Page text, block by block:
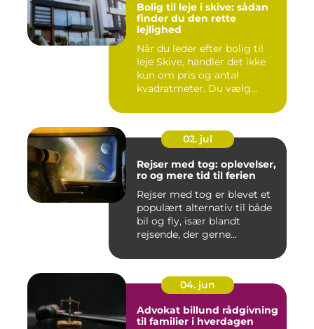
Bolig til leje i skive: sådan
finder du den rette
lejlighed
Når du leder efter bolig til
leje Skive, handler det ikke
kun om pris og antal
kvadratmeter. Du vælg...
02. jul
Rejser med tog: oplevelser,
ro og mere tid til ferien
Rejser med tog er blevet et
populært alternativ til både
bil og fly, især blandt
rejsende, der gerne...
04. jun
Advokat billund rådgivning
til familier i hverdagen